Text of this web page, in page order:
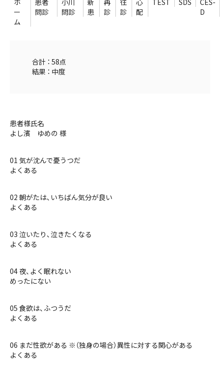
ー
ム
問診
問診
患
診
診
配
D
合計 ： 58点
結果 ： 中度
患者様氏名
よし濱 ゆめの 様
01 気が沈んで憂うつだ
よくある
02 朝がたは、いちばん気分が良い
よくある
03 泣いたり、泣きたくなる
よくある
04 夜、よく眠れない
めったにない
05 食欲は、ふつうだ
よくある
06 まだ性欲がある ※（独身の場合）異性に対する関心がある
よくある